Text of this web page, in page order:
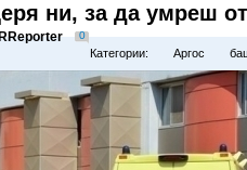
ни, за да умреш
0
Категории: Аргос